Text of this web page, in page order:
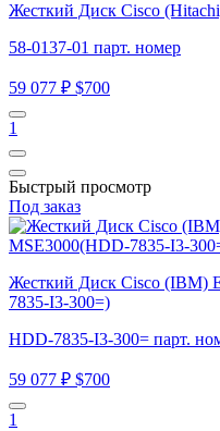
Жесткий Диск Cisco
58-0137-01 парт. номер
59 077 ₽ $700
1
Быстрый просмотр
Под заказ
Жесткий Диск Cisco (IBM)
7835-I3-300=)
HDD-7835-I3-300= парт.
59 077 ₽ $700
1